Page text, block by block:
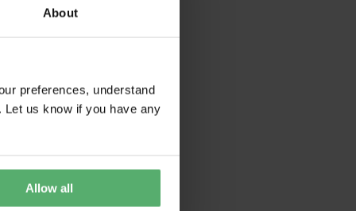
About
preferences, understand
Let us know if you have any
Allow all